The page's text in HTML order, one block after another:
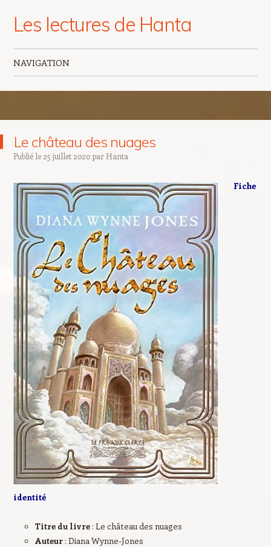
Les lectures de Hanta
NAVIGATION
Le château des nuages
Publié le 25 juillet 2020par Hanta
Fiche
identité
Titre du livre: Le château des nuages
Auteur: Diana Wynne-Jones